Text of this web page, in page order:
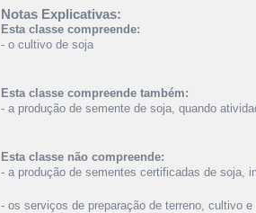
Notas Explicativas:
Esta classe compreende:
- o cultivo de soja
Esta classe compreende também:
- a produção de semente de soja, quando
Esta classe não compreende:
- a produção de sementes certificadas de soja,
- os serviços de preparação de terreno, cultivo